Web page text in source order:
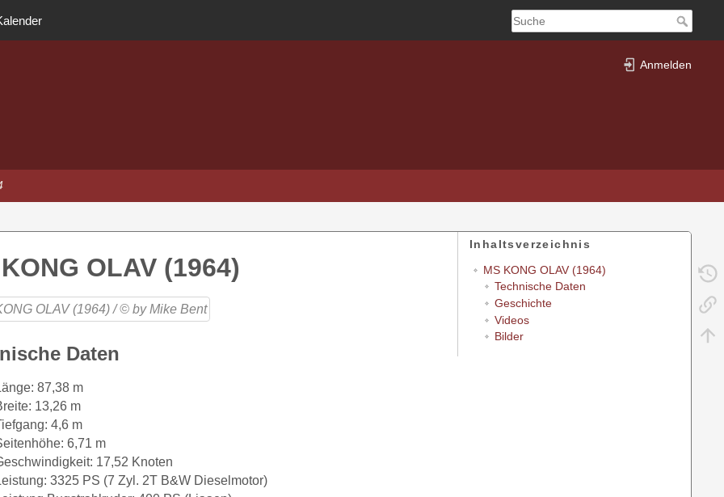
Anmelden
Inhaltsverzeichnis
MS KONG OLAV (1964)
Technische Daten
Geschichte
Videos
Bilder
OLAV (1964)
Daten
87,38 m
13,26 m
4,6 m
6,71 m
17,52 Knoten
3325 PS (7 Zyl. 2T B&W Dieselmotor)